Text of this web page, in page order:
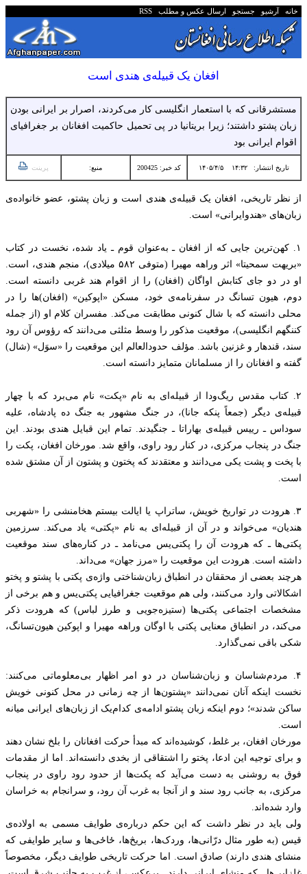
خانه آرشیو جستجو ارسال عکس و مطلب RSS
افغان یک قبیله‌ی هندی است
مستشرقانی که با استعمار انگلیسی کار می‌کردند، اصرار بر ایرانی بودن
زبان پشتو داشتند؛ زیرا بریتانیا در پی تحمیل حاکمیت افغانان بر جغرافیای
اقوام ایرانی بود
تاریخ انتشار: ۱۴:۳۲ ۱۴۰۵/۴/۵ کد خبر: 200425 منبع: پرینت
از نظر تاریخی، افغان یک قبیله‌ی هندی است و زبان پشتو، عضو خانواده‌ی
زبان‌های «هندوایرانی» است.
۱. کهن‌ترین جایی که از افغان ـ به‌عنوان قوم ـ یاد شده، نخست در کتاب
«بریهت سمحیتا» اثر وراهه مهیرا (متوفی ۵۸۲ میلادی)، منجم هندی، است.
او در دو جای کتابش اواگان (افغان) را از اقوام هند غربی دانسته است.
دوم، هیون تسانگ در سفرنامه‌ی خود، مسکن «اپوکین» (افغان)ها را در
محلی دانسته که با شال کنونی مطابقت می‌کند. مفسران کلام او (از جمله
کننگهم انگلیسی)، موقعیت مذکور را وسط مثلثی می‌دانند که رؤوس آن رود
سند، قندهار و غزنین باشد. مؤلف حدودالعالم این موقعیت را «سوَل» (شال)
گفته و افغانان را از مسلمانان متمایز دانسته است.
۲. کتاب مقدس ریگ‌ودا از قبیله‌ای به نام «پکت» نام می‌برد که با چهار
قبیله‌ی دیگر (جمعاً پنکه جانا)، در جنگ مشهور به جنگ ده پادشاه، علیه
سوداس ـ رییس قبیله‌ی بهاراتا ـ جنگیدند. تمام این قبایل هندی بودند. این
جنگ در پنجاب مرکزی، در کنار رود راوی، واقع شد. مورخان افغان، پکت را
با پخت و پشت یکی می‌دانند و معتقدند که پختون و پشتون از آن مشتق شده
است.
۳. هرودت در تواریخ خویش، ساتراپ یا ایالت بیستم هخامنشی را «شهربی
هندیان» می‌خواند و در آن از قبیله‌ای به نام «پکتی» یاد می‌کند. سرزمین
پکتی‌ها ـ که هرودت آن را پکتی‌یس می‌نامد ـ در کناره‌های سند موقعیت
داشته است. هرودت این موقعیت را «مرز جهان» می‌داند.
هرچند بعضی از محققان در انطباق زبان‌شناختی واژه‌ی پکتی با پشتو و پختو
اشکالاتی وارد می‌کنند، ولی هم موقعیت جغرافیایی پکتی‌یس و هم برخی از
مشخصات اجتماعی پکتی‌ها (ستیزه‌جویی و طرز لباس) که هرودت ذکر
می‌کند، در انطباق معنایی پکتی با اوگان وراهه مهیرا و اپوکین هیون‌تسانگ،
شکی باقی نمی‌گذارد.
۴. مردم‌شناسان و زبان‌شناسان در دو امر اظهار بی‌معلوماتی می‌کنند:
نخست اینکه آنان نمی‌دانند «پشتون‌ها از چه زمانی در محل کنونی خویش
ساکن شدند»؛ دوم اینکه زبان پشتو ادامه‌ی کدام‌یک از زبان‌های ایرانی میانه
است.
مورخان افغان، بر غلط، کوشیده‌اند که مبدأ حرکت افغانان را بلخ نشان دهند
و برای توجیه این ادعا، پختو را اشتقاقی از بخدی دانسته‌اند. اما از مقدمات
فوق به روشنی به دست می‌آید که پکت‌ها از حدود رود راوی در پنجاب
مرکزی، به جانب رود سند و از آنجا به غرب آن رود، و سرانجام به خراسان
وارد شده‌اند.
ولی باید در نظر داشت که این حکم درباره‌ی طوایف مسمی به اولاده‌ی
قیس (به طور مثال درّانی‌ها، وردک‌ها، بریڅ‌ها، ځاځی‌ها و سایر طوایفی که
منشای هندی دارند) صادق است. اما حرکت تاریخی طوایف دیگر، مخصوصاً